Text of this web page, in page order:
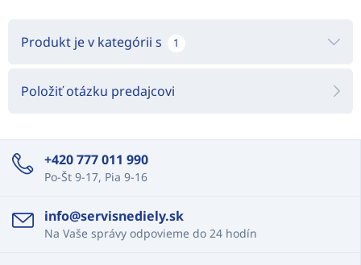
Produkt je v kategórii s 1
Položiť otázku predajcovi
+420 777 011 990
Po-Št 9-17, Pia 9-16
info@servisnediely.sk
Na Vaše správy odpovieme do 24 hodín